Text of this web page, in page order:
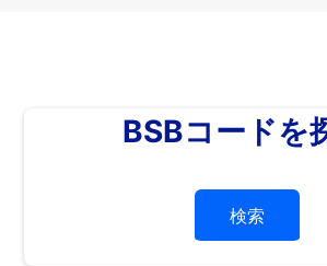
BSBコードを
検索